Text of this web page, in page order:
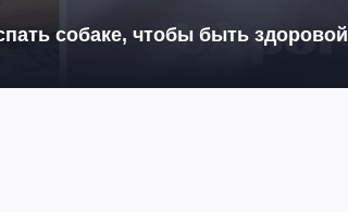
собаке, чтобы быть здоровой